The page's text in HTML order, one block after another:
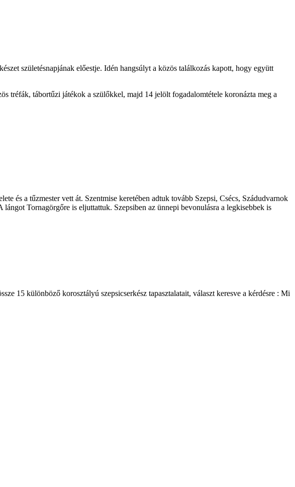
születésnapjának előestje. Idén hangsúlyt a közös találkozás kapott, hogy együtt
tréfák, tábortűzi játékok a szülőkkel, majd 14 jelölt fogadalomtétele koronázta meg a
és a tűzmester vett át. Szentmise keretében adtuk tovább Szepsi, Csécs, Szádudvarnok
Tornagörgőre is eljuttattuk. Szepsiben az ünnepi bevonulásra a legkisebbek is
15 különböző korosztályú szepsicserkész tapasztalatait, választ keresve a kérdésre : Mi